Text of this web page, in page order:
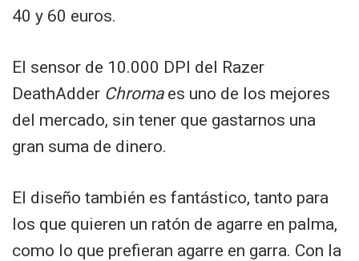
40 y 60 euros.
El sensor de 10.000 DPI del Razer
DeathAdder Chromaes uno de los mejores
del mercado, sin tener que gastarnos una
gran suma de dinero.
El diseño también es fantástico, tanto para
los que quieren un ratón de agarre en palma,
como lo que prefieran agarre en garra. Con la